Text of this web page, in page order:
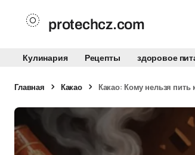
protechcz.com
Кулинария Рецепты здоровое
Главная Какао Какао: Кому нельзя пить